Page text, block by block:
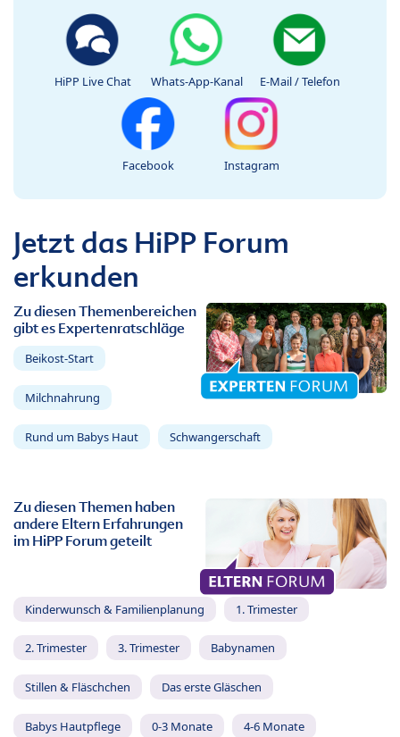
HiPP Live Chat Whats-App-Kanal E-Mail / Telefon
Facebook Instagram
Jetzt das HiPP Forum
erkunden
Zu diesen Themenbereichen
gibt es Expertenratschläge
Beikost-Start
Milchnahrung
Rund um Babys Haut Schwangerschaft
Zu diesen Themen haben
andere Eltern Erfahrungen
im HiPP Forum geteilt
Kinderwunsch & Familienplanung 1. Trimester
2. Trimester 3. Trimester Babynamen
Stillen & Fläschchen Das erste Gläschen
Babys Hautpflege 0-3 Monate 4-6 Monate